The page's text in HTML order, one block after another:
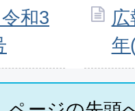
和3
年